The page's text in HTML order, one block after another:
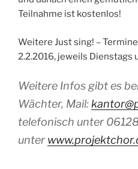
Teilnahme ist kostenlos!
Weitere Just sing! –
2.2.2016, jeweils Dienstags
Weitere Infos gibt es
Wächter, Mail:
telefonisch unter
unter